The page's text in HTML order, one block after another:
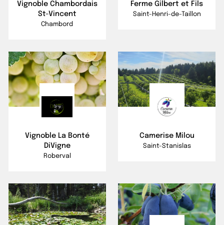
Vignoble Chambordais
St-Vincent
Chambord
Ferme Gilbert et Fils
Saint-Henri-de-Taillon
Vignoble La Bonté
DiVigne
Roberval
Camerise Milou
Saint-Stanislas